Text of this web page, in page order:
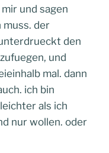
und sagen
muss. der
den
und
mal. dann
ich bin
als ich
nur wollen. oder